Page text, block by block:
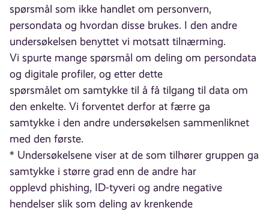
spørsmål som ikke handlet om personvern,
persondata og hvordan disse brukes. I den andre
undersøkelsen benyttet vi motsatt tilnærming.
Vi spurte mange spørsmål om deling om persondata
og digitale profiler, og etter dette
spørsmålet om samtykke til å få tilgang til data om
den enkelte. Vi forventet derfor at færre ga
samtykke i den andre undersøkelsen sammenliknet
med den første.
* Undersøkelsene viser at de som tilhører gruppen ga
samtykke i større grad enn de andre har
opplevd phishing, ID-tyveri og andre negative
hendelser slik som deling av krenkende